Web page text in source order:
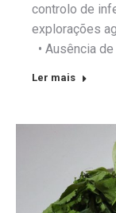
controlo de
explorações
• Ausência
Ler mais